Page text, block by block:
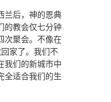
兰后，神的恩典
的教会仅七分钟
次聚会。不像在
家了。我们不
我们的新城市中
全适合我们的生